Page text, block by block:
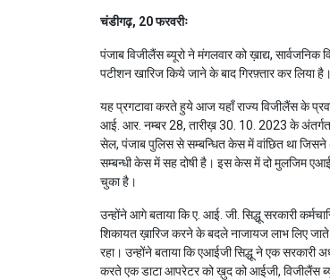
चंडीगढ़, 20 फरवरीः
पंजाब विजीलैंस ब्यूरो ने मंगलवार को ख़ाद्य,
पटीशन खारिज किये जाने के बाद गिरफ़्तार कर लिया है।
यह प्रगटावा करते हुये आज यहाँ राज्य विजीलैंस के
आई. आर. नम्बर 28, तारीख़ 30. 10. 2023 के अंतर्गत
सेल, पंजाब पुलिस से सम्बन्धित केस में वांछित था
सम्बन्धी केस में सह दोषी है। इस केस में दो मुलजिम
चुका है।
उन्होंने आगे बताया कि ए. आई. जी. सिद्धू सरकारी
शिकायत ख़ारिज करने के बदले नाजायज लाभ लिए
रहा। उन्होंने बताया कि एआईजी सिद्धू ने एक सरकारी
करते एक डाटा आपरेटर को ख़ुद को आईजी, विजीलैंस